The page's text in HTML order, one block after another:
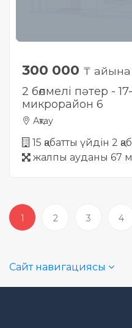
300 000 ₸ айына
2 бөлмелі пәтер -
микрорайон 6
Ақтау
15 қабатты үйдін 2
жалпы ауданы 67 м
1 2 3 4
Сайт навигациясы